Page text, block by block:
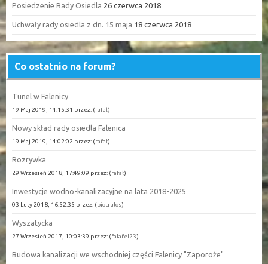
Posiedzenie Rady Osiedla 26 czerwca 2018
Uchwały rady osiedla z dn. 15 maja 18 czerwca 2018
Co ostatnio na forum?
Tunel w Falenicy
19 Maj 2019, 14:15:31 przez: (rafał)
Nowy skład rady osiedla Falenica
19 Maj 2019, 14:02:02 przez: (rafał)
Rozrywka
29 Wrzesień 2018, 17:49:09 przez: (rafał)
Inwestycje wodno-kanalizacyjne na lata 2018-2025
03 Luty 2018, 16:52:35 przez: (piotrulos)
Wyszatycka
27 Wrzesień 2017, 10:03:39 przez: (falafel23)
Budowa kanalizacji we wschodniej części Falenicy "Zaporoże"